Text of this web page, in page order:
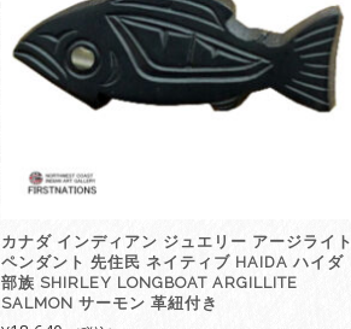
カナダ インディアン ジュエリー アージライト
ペンダント 先住民 ネイティブ HAIDA ハイダ
部族 SHIRLEY LONGBOAT ARGILLITE
SALMON サーモン 革紐付き